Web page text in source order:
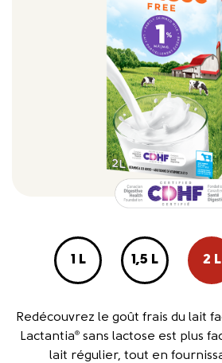
1 L 1,5 L 2 L
Redécouvrez le goût frais du lait
Lactantia® sans lactose est plus
lait régulier, tout en